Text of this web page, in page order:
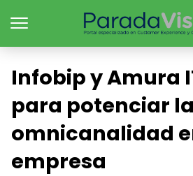
Infobip y Amura
para potenciar la
omnicanalidad
empresa